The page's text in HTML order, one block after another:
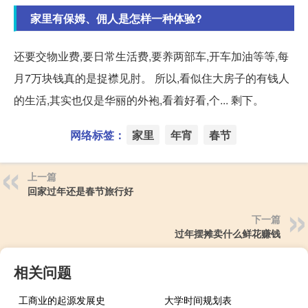
家里有保姆、佣人是怎样一种体验?
还要交物业费,要日常生活费,要养两部车,开车加油等等,每
月7万块钱真的是捉襟见肘。 所以,看似住大房子的有钱人
的生活,其实也仅是华丽的外袍,看着好看,个... 剩下。
网络标签： 家里 年宵 春节
上一篇
回家过年还是春节旅行好
下一篇
过年摆摊卖什么鲜花赚钱
相关问题
工商业的起源发展史
大学时间规划表